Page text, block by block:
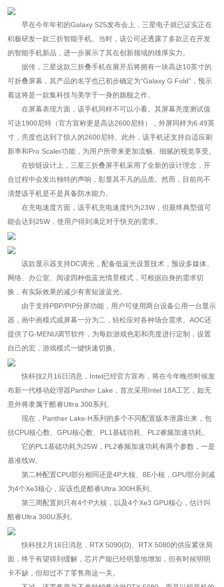
早在今年年初的Galaxy S25发布会上，三星电子就已证实正在
积极研发一款三折智能手机。当时，该公司还透露了多款正在开发
的智能手机新品，进一步展示了其在创新领域的雄厚实力。
据传，三星这款三折叠手机在展开后将拥有一块高达10英寸的
可折叠屏幕，其产品的名字也已初步确定为“Galaxy G Fold”，预示
着这将是一款集科技与美学于一身的旗舰之作。
在屏幕表现方面，该手机同样不可以小看。其屏幕亮度测试值
可达1900尼特（官方宣称更是高达2600尼特），外屏同样为6.49英
寸，亮度也达到了惊人的2600尼特。此外，该手机还支持自适应刷
新率和Pro Scaler功能，为用户所带来更加流畅、细腻的视觉享受。
在铰链设计上，三星三折叠屏手机采用了全新的设计理念，开
合过程中会发出独特的声响，彰显其不凡的品质。然而，目前尚不
清楚该手机是不是具备防水能力。
在充电速度方面，该手机充电速度约为23W，但最终典型值可
能会达到25W，使用户得到满足对于快充的需求。
该款显示器支持DC调光，配备低蓝光设置技术，预设多媒体、
网络、办公室、阅读四种低蓝光情景模式，可根据自身的需求切
换，有实际效果的减少有害短波蓝光。
由于支持PBP/PIP分屏功能，用户可使用两台设备公用一台显示
器，画中画模式或屏幕一分为二，轻松应对各种场合需求。AOC还
提供了G-MENU调节软件，为每款游戏色彩和亮度进行定制，设置
自己的宏，游戏模式一键快速切换。
快科技2月16日消息，Intel已经官方宣布，将在今年晚些时候发
布新一代移动处理器Panther Lake，首次采用Intel 18A工艺，如无
意外将隶属于酷睿Ultra 300系列。
现在，Panther Lake-H系列的多个不同配置版本泄露出来，包
括CPU核心数、GPU核心数、PL1基础功耗、PL2睿频加速功耗。
它的PL1基础功耗为25W，PL2睿频加速功耗有两个参数，一是
基准线W。
第二种配置CPU部分相同还是4P大核、8E小核，GPU部分则减
为4个Xe3核心，应该也是酷睿Ultra 300H系列。
第三周配置则只有4个P大核，以及4个Xe3 GPU核心，估计叫
酷睿Ultra 300U系列。
快科技2月16日消息，RTX 5090(D)、RTX 5080的供应紧张局
面，终于有望得到缓解，芯片产能已经明显地增加，但有时候明明
卡不缺，但却过不了零售商这一关。